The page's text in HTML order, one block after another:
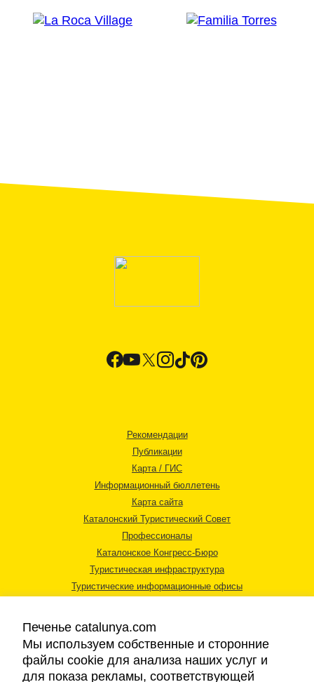
Рекомендации
Публикации
Карта / ГИС
Информационный бюллетень
Карта сайта
Каталонский Туристический Совет
Профессионалы
Каталонское Конгресс-Бюро
Туристическая инфраструктура
Туристические информационные офисы
Печенье catalunya.com
Мы используем собственные и сторонние
файлы cookie для анализа наших услуг и
для показа рекламы, соответствующей